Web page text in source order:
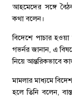
আহমেদের সঙ্গে
কথা বলেন।
বিদেশে পাচার
গভর্নর জানান, এ
নিয়ে আন্তরিকভাবে
মামলার মাধ্যমে
হলে তিনি বলেন,